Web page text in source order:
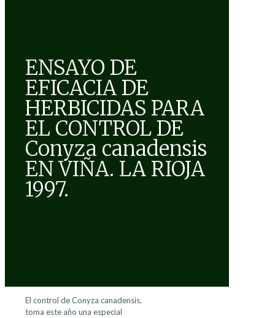
ENSAYO DE
EFICACIA DE
HERBICIDAS PARA
EL CONTROL DE
Conyza canadensis
EN VIÑA. LA RIOJA
1997.
El control de Conyza canadensis,
toma este año una especial